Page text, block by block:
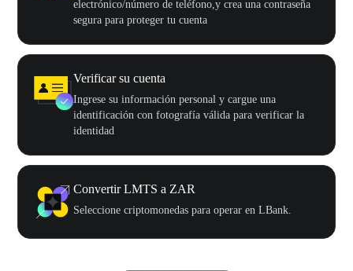
electrónico/número de teléfono,y crea una contraseña
segura para proteger tu cuenta
Verificar su cuenta
Ingrese su información personal y cargue una
identificación con fotografía válida para verificar la
identidad
Convertir LMTS a ZAR
Seleccione criptomonedas para operar en LBank.